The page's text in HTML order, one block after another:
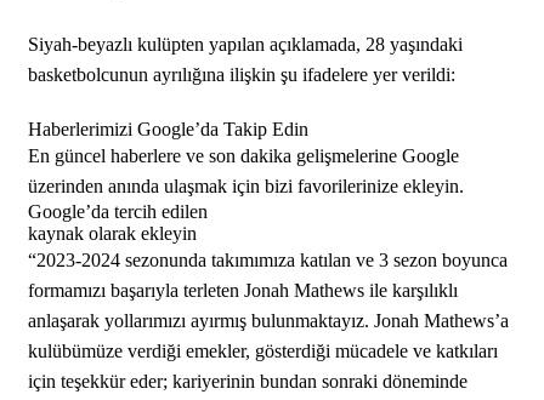
Siyah-beyazlı kulüpten yapılan açıklamada, 28 yaşındaki
basketbolcunun ayrılığına ilişkin şu ifadelere yer verildi:
Haberlerimizi Google’da Takip Edin
En güncel haberlere ve son dakika gelişmelerine Google
üzerinden anında ulaşmak için bizi favorilerinize ekleyin.
Google’da tercih edilen
kaynak olarak ekleyin
“2023-2024 sezonunda takımımıza katılan ve 3 sezon boyunca
formamızı başarıyla terleten Jonah Mathews ile karşılıklı
anlaşarak yollarımızı ayırmış bulunmaktayız. Jonah Mathews’a
kulübümüze verdiği emekler, gösterdiği mücadele ve katkıları
için teşekkür eder; kariyerinin bundan sonraki döneminde